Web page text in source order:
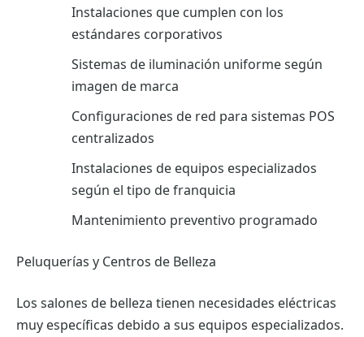
Instalaciones que cumplen con los
estándares corporativos
Sistemas de iluminación uniforme según
imagen de marca
Configuraciones de red para sistemas POS
centralizados
Instalaciones de equipos especializados
según el tipo de franquicia
Mantenimiento preventivo programado
Peluquerías y Centros de Belleza
Los salones de belleza tienen necesidades eléctricas
muy específicas debido a sus equipos especializados.